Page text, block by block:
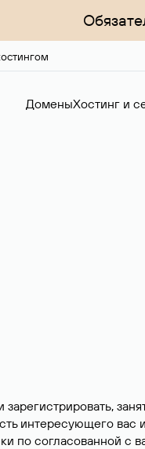
ДоменыХостинг и
интересующего
по согласованной с